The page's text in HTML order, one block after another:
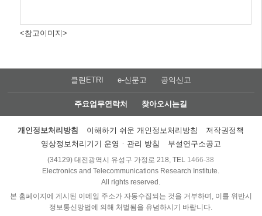
<참고이미지>
클린ETRI e-신문고 공익신고
주요업무연락처 찾아오시는길
개인정보처리방침 이해하기 쉬운 개인정보처리방침
저작권정책
영상정보처리기기 운영ㆍ관리 방침
부설연구소공고
(34129) 대전광역시 유성구 가정로 218, TEL 1466-38
Electronics and Telecommunications Research Institute.
All rights reserved.
본 홈페이지에 게시된 이메일 주소가 자동수집되는 것을 거부하며, 이를 위반시
정보통신망법에 의해 처벌됨을 유념하시기 바랍니다.